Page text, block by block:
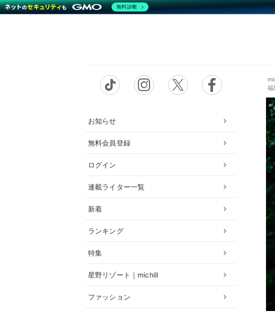
お知らせ
無料会員登録
ログイン
連載ライター一覧
新着
ランキング
特集
星野リゾート｜michill
ファッション
福
無料診断